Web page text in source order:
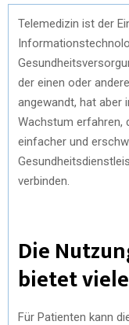
Telemedizin ist der
der einen oder
angewandt, hat aber
Wachstum erfahren,
einfacher und
verbinden.
Die
bietet
Für Patienten kann